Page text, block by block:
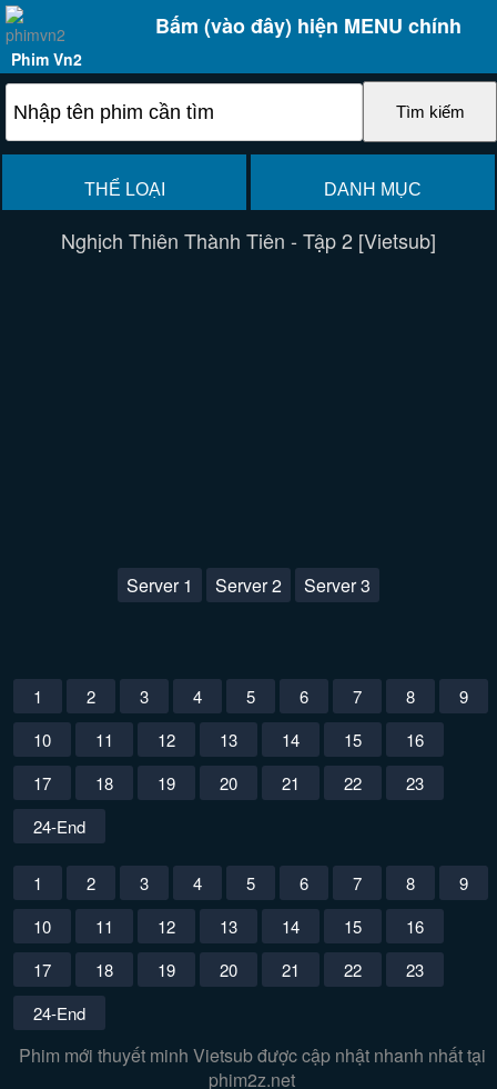
Bấm (vào đây) hiện MENU chính
Phim Vn2
THỂ LOẠI DANH MỤC
Nghịch Thiên Thành Tiên - Tập 2 [Vietsub]
Server 1 Server 2 Server 3
1 2 3 4 5 6 7 8
9
10
11 12 13 14 15
16
17
18 19 20 21 22
23
24-End
1 2 3 4 5 6 7 8
9
10
11 12 13 14 15
16
17
18 19 20 21 22
23
24-End
Phim mới thuyết minh Vietsub được cập nhật nhanh nhất tại
phim2z.net